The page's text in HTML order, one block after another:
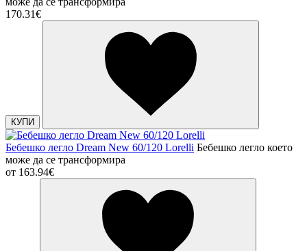
170.31€
КУПИ
Бебешко легло Dream New 60/120 Lorelli Бебешко легло което
може да се трансформира
от 163.94€